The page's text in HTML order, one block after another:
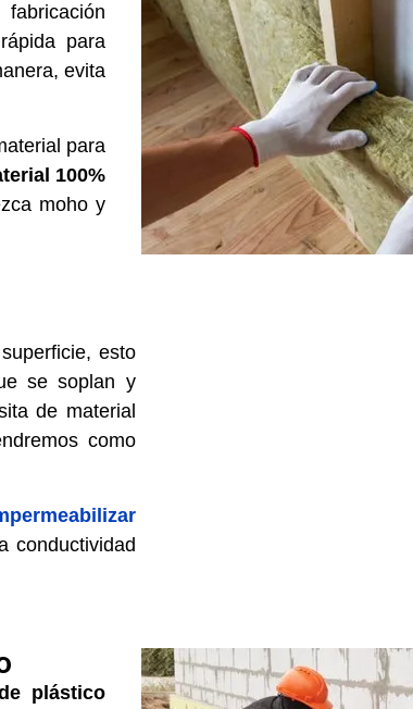
para
evita
para
100%
moho y
esto
se soplan y
de material
como
conductividad
plástico